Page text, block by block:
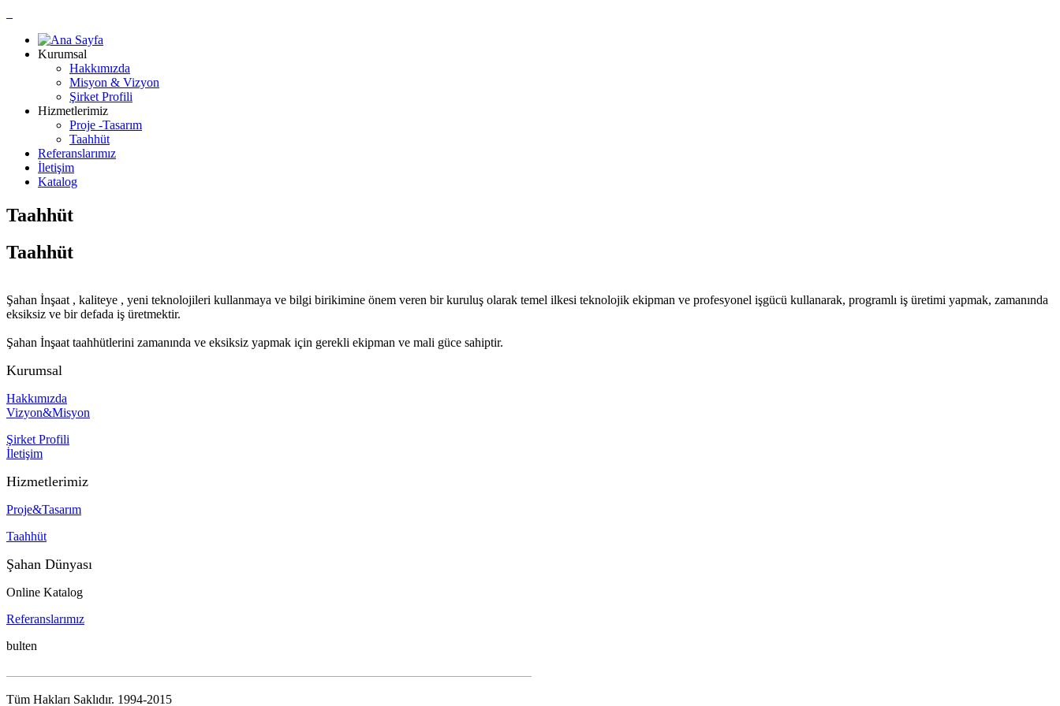
Kurumsal
Hakkımızda
Misyon & Vizyon
Şirket Profili
Hizmetlerimiz
Proje -Tasarım
Taahhüt
Referanslarımız
İletişim
Katalog
Taahhüt
Taahhüt
Şahan İnşaat , kaliteye , yeni teknolojileri kullanmaya ve bilgi birikimine önem veren bir kuruluş olarak temel ilkesi teknolojik ekipman ve profesyonel işgücü kullanarak, programlı iş üretimi yapmak, zamanında
eksiksiz ve bir defada iş üretmektir.
Şahan İnşaat taahhütlerini zamanında ve eksiksiz yapmak için gerekli ekipman ve mali güce sahiptir.
Kurumsal
Hakkımızda
Vizyon&Misyon
Şirket Profili
İletişim
Hizmetlerimiz
Proje&Tasarım
Taahhüt
Şahan Dünyası
Online Katalog
Referanslarımız
bulten
Tüm Hakları Saklıdır. 1994-2015